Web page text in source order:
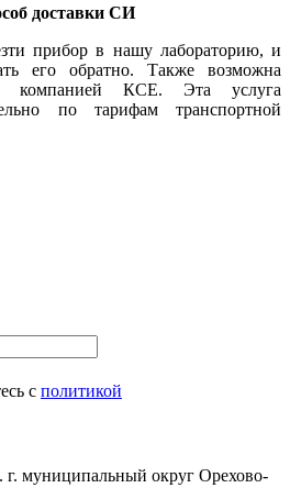
доставки СИ
прибор в нашу лабораторию, и
его обратно. Также возможна
компанией КСЕ. Эта услуга
по тарифам транспортной
с политикой
г. муниципальный округ Орехово-